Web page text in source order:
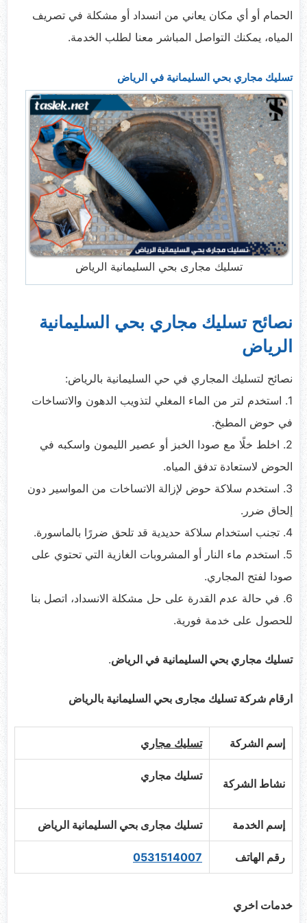
الحمام أو أي مكان يعاني من انسداد أو مشكلة في تصريف
المياه، يمكنك التواصل المباشر معنا لطلب الخدمة.
تسليك مجاري بحي السليمانية في الرياض
تسليك مجارى بحي السليمانية الرياض
نصائح تسليك مجاري بحي السليمانية
الرياض
نصائح لتسليك المجاري في حي السليمانية بالرياض:
1. استخدم لتر من الماء المغلي لتذويب الدهون والاتساخات
في حوض المطبخ.
2. اخلط خلًا مع صودا الخبز أو عصير الليمون واسكبه في
الحوض لاستعادة تدفق المياه.
3. استخدم سلاكة حوض لإزالة الاتساخات من المواسير دون
إلحاق ضرر.
4. تجنب استخدام سلاكة حديدية قد تلحق ضررًا بالماسورة.
5. استخدم ماء النار أو المشروبات الغازية التي تحتوي على
صودا لفتح المجاري.
6. في حالة عدم القدرة على حل مشكلة الانسداد، اتصل بنا
للحصول على خدمة فورية.
تسليك مجاري بحي السليمانية في الرياض.
ارقام شركة تسليك مجارى بحي السليمانية بالرياض
إسم الشركة تسليك مجاري
نشاط الشركة
تسليك مجاري
إسم الخدمة تسليك مجارى بحي السليمانية الرياض
رقم الهاتف 0531514007
خدمات اخري